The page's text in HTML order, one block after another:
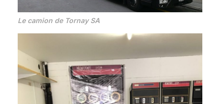
Le camion de Tornay SA